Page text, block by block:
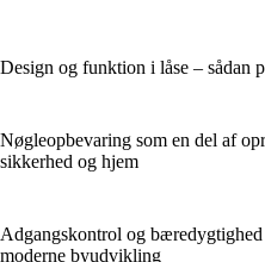
Design og funktion i låse – sådan
Nøgleopbevaring som en del af
sikkerhed og hjem
Adgangskontrol og
moderne byudvikling